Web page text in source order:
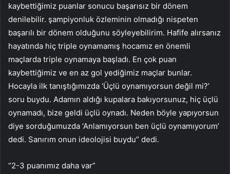
kaybettiğimiz puanlar sonucu başarısız bir dönem
denilebilir. şampiyonluk özleminin olmadığı nispeten
başarılı bir dönem olduğunu söyleyebilirim. Hafife alırsanız
hayatında hiç triple oynamamış hocamız en önemli
maçlarda triple oynamaya başladı. En çok puan
kaybettiğimiz ve en az gol yediğimiz maçlar bunlar.
Hocayla ilk tanıştığımızda ‘Üçlü oynamıyorsun değil mi?’
soru buydu. Adamın aldığı kupalara bakıyorsunuz, hiç üçlü
oynamadı, bize geldi üçlü oynadı. Neden böyle yapıyorsun
diye sorduğumuzda ‘Anlamıyorsun ben üçlü oynamıyorum’
dedi. Sanırım onun ideolojisi buydu” dedi.
“2-3 puanımız daha var”